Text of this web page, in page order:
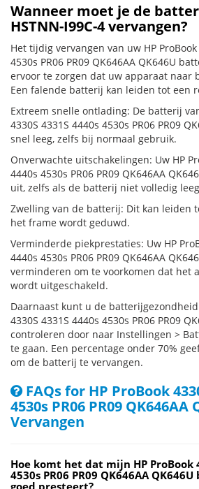
Wanneer moet je de
HSTNN-I99C-4 vervangen?
Het tijdig vervangen van uw HP ProBook
4530s PR06 PR09 QK646AA QK646U
ervoor te zorgen dat uw apparaat naar
Een falende batterij kan leiden tot een
Extreem snelle ontlading: De batterij
4330S 4331S 4440s 4530s PR06 PR09
snel leeg, zelfs bij normaal gebruik.
Onverwachte uitschakelingen: Uw HP
4440s 4530s PR06 PR09 QK646AA
uit, zelfs als de batterij niet volledig
Zwelling van de batterij: Dit kan leiden
het frame wordt geduwd.
Verminderde piekprestaties: Uw HP
4440s 4530s PR06 PR09 QK646AA
verminderen om te voorkomen dat het
wordt uitgeschakeld.
Daarnaast kunt u de batterijgezondheid
4330S 4331S 4440s 4530s PR06 PR09
controleren door naar Instellingen >
te gaan. Een percentage onder 70%
om de batterij te vervangen.
FAQs for HP ProBook
4530s PR06 PR09
Vervangen
Hoe komt het dat mijn HP ProBook
4530s PR06 PR09 QK646AA
goed presteert?